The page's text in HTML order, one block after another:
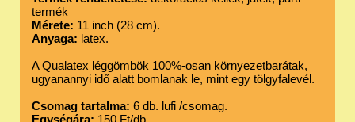
termék
Mérete: 11 inch (28 cm).
Anyaga: latex.
A Qualatex léggömbök 100%-osan környezetbarátak,
ugyanannyi idő alatt bomlanak le, mint egy tölgyfalevél.
Csomag tartalma: 6 db. lufi /csomag.
Egységára: 150 Ft/db.